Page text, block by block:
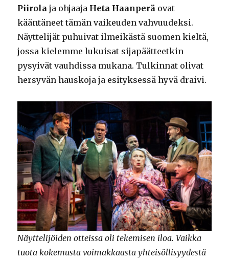
Piirola ja ohjaaja Heta Haanperä ovat
kääntäneet tämän vaikeuden vahvuudeksi.
Näyttelijät puhuivat ilmeikästä suomen kieltä,
jossa kielemme lukuisat sijapäätteetkin
pysyivät vauhdissa mukana. Tulkinnat olivat
hersyvän hauskoja ja esityksessä hyvä draivi.
Näyttelijöiden otteissa oli tekemisen iloa. Vaikka
tuota kokemusta voimakkaasta yhteisöllisyydestä